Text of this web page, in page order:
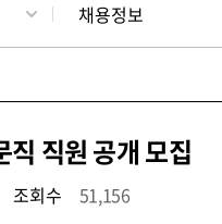
채용정보
직원 공개 모집
조회수 51,156